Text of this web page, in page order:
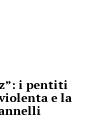
i pentiti
e la